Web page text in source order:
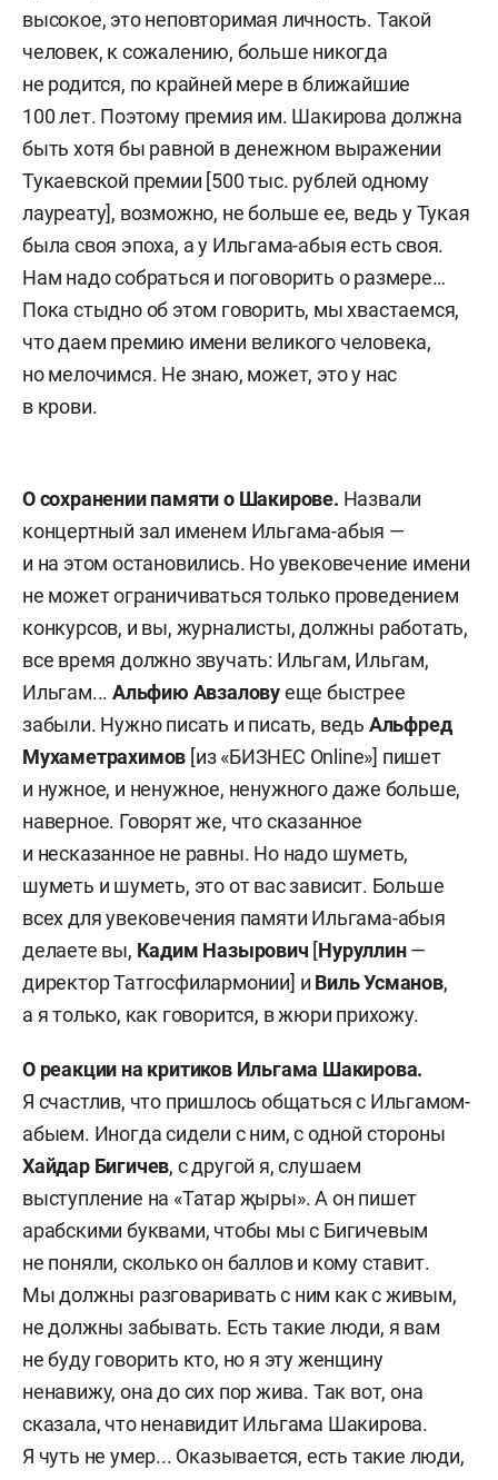
высокое, это неповторимая личность. Такой
человек, к сожалению, больше никогда
не родится, по крайней мере в ближайшие
100 лет. Поэтому премия им. Шакирова должна
быть хотя бы равной в денежном выражении
Тукаевской премии [500 тыс. рублей одному
лауреату], возможно, не больше ее, ведь у Тукая
была своя эпоха, а у Ильгама-абыя есть своя.
Нам надо собраться и поговорить о размере…
Пока стыдно об этом говорить, мы хвастаемся,
что даем премию имени великого человека,
но мелочимся. Не знаю, может, это у нас
в крови.
О сохранении памяти о Шакирове. Назвали
концертный зал именем Ильгама-абыя —
и на этом остановились. Но увековечение имени
не может ограничиваться только проведением
конкурсов, и вы, журналисты, должны работать,
все время должно звучать: Ильгам, Ильгам,
Ильгам...Альфию Авзаловуеще быстрее
забыли. Нужно писать и писать, ведь Альфред
Мухаметрахимов [из «БИЗНЕС Online»] пишет
и нужное, и ненужное, ненужного даже больше,
наверное. Говорят же, что сказанное
и несказанное не равны. Но надо шуметь,
шуметь и шуметь, это от вас зависит. Больше
всех для увековечения памяти Ильгама-абыя
делаете вы, Кадим Назырович [Нуруллин—
директор Татгосфилармонии] и Виль Усманов,
а я только, как говорится, в жюри прихожу.
О реакции на критиков Ильгама Шакирова.
Я счастлив, что пришлось общаться с Ильгамом-
абыем. Иногда сидели с ним, с одной стороны
Хайдар Бигичев, с другой я, слушаем
выступление на «Татар җыры». А он пишет
арабскими буквами, чтобы мы с Бигичевым
не поняли, сколько он баллов и кому ставит.
Мы должны разговаривать с ним как с живым,
не должны забывать. Есть такие люди, я вам
не буду говорить кто, но я эту женщину
ненавижу, она до сих пор жива. Так вот, она
сказала, что ненавидит Ильгама Шакирова.
Я чуть не умер... Оказывается, есть такие люди,